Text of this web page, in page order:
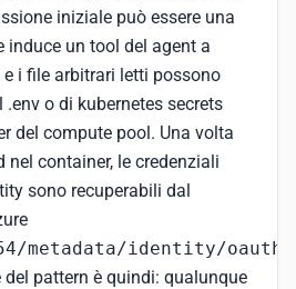
iniziale può essere una
induce un tool del agent a
e i file arbitrari letti possono
o di kubernetes secrets
del compute pool. Una volta
container, le credenziali
sono recuperabili dal
metadata/identity/
pattern è quindi: qualunque